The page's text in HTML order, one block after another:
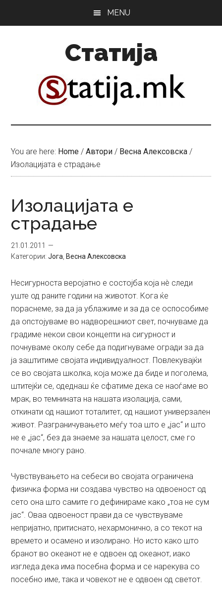
MENU
Статија
You are here: Home / Автори / Весна Алексовска /
Изолацијата е страдање
Изолацијата е
страдање
21.01.2011
Категории:Јога Весна Алексовска
Несигурноста веројатно е состојба која нè следи
уште од раните години на животот. Кога ќе
пораснеме, за да ја ублажиме и за да се оспособиме
да опстојуваме во надворешниот свет, почнуваме да
градиме некои свои концепти на сигурност и
почнуваме околу себе да подигнуваме огради за да
ја заштитиме својата индивидуалност. Повлекувајќи
се во својата школка, која може да биде и поголема,
штитејќи се, одеднаш ќе сфатиме дека се наоѓаме во
мрак, во темнината на нашата изолација, сами,
откинати од нашиот тоталитет, од нашиот универзален
живот. Разграничувањето меѓу тоа што е „јас“ и што
не е „јас“, без да знаеме за нашата целост, сме го
почнале многу рано.
Чувствувањето на себеси во својата ограничена
физичка форма ни создава чувство на одвоеност од
сето она што самите го дефинираме како „тоа не сум
јас“. Оваа одвоеност прави да се чувствуваме
непријатно, притиснато, нехармонично, а со текот на
времето и осамено и изолирано. Но исто како што
бранот во океанот не е одвоен од океанот, иако
изгледа дека има посебна форма и се нарекува со
посебно име, така и човекот не е одвоен од светот.